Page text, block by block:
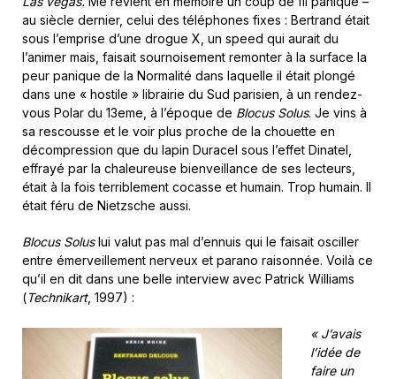
au siècle dernier, celui des téléphones fixes : Bertrand était
sous l’emprise d’une drogue X, un speed qui aurait du
l’animer mais, faisait sournoisement remonter à la surface la
peur panique de la Normalité dans laquelle il était plongé
dans une « hostile » librairie du Sud parisien, à un rendez-
vous Polar du 13eme, à l’époque de Blocus Solus. Je vins à
sa rescousse et le voir plus proche de la chouette en
décompression que du lapin Duracel sous l’effet Dinatel,
effrayé par la chaleureuse bienveillance de ses lecteurs,
était à la fois terriblement cocasse et humain. Trop humain. Il
était féru de Nietzsche aussi.
Blocus Soluslui valut pas mal d’ennuis qui le faisait osciller
entre émerveillement nerveux et parano raisonnée. Voilà ce
qu’il en dit dans une belle interview avec Patrick Williams
(Technikart, 1997) :
« J’avais
l’idée de
faire un